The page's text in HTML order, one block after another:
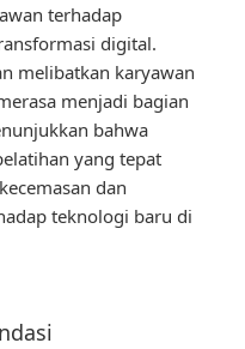
terhadap
digital.
melibatkan karyawan
menjadi bagian
bahwa
yang tepat
dan
teknologi baru di